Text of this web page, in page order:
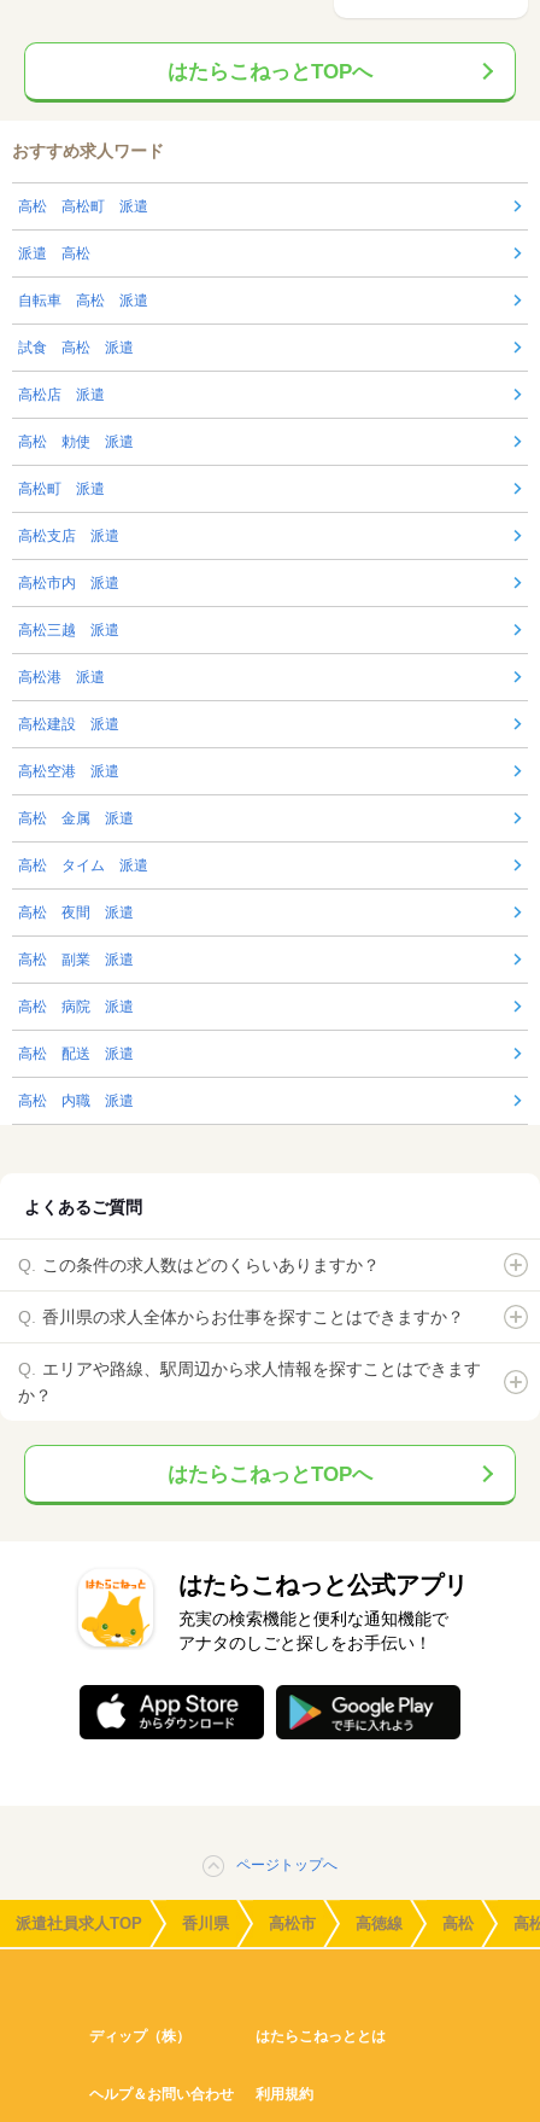
はたらこねっとTOPへ
おすすめ求人ワード
高松 高松町 派遣
派遣 高松
自転車 高松 派遣
試食 高松 派遣
高松店 派遣
高松 勅使 派遣
高松町 派遣
高松支店 派遣
高松市内 派遣
高松三越 派遣
高松港 派遣
高松建設 派遣
高松空港 派遣
高松 金属 派遣
高松 タイム 派遣
高松 夜間 派遣
高松 副業 派遣
高松 病院 派遣
高松 配送 派遣
高松 内職 派遣
よくあるご質問
この条件の求人数はどのくらいありますか？
香川県の求人全体からお仕事を探すことはできますか？
エリアや路線、駅周辺から求人情報を探すことはできます
か？
はたらこねっとTOPへ
はたらこねっと公式アプリ
充実の検索機能と便利な通知機能で
アナタのしごと探しをお手伝い！
ページトップへ
派遣社員求人TOP 香川県 高松市 高徳線 高松 高
ディップ（株） はたらこねっととは
ヘルプ＆お問い合わせ 利用規約